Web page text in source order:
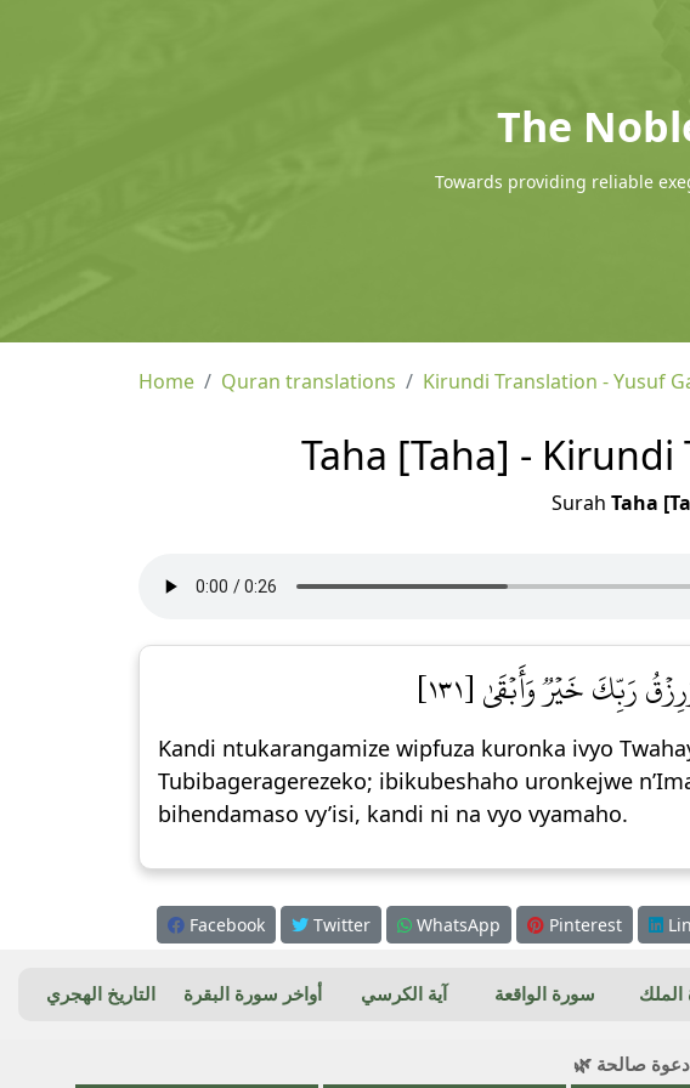
The
Towards providing reliable
Home Quran translations Kirundi Translation - Yusuf
Taha [Taha] - Kirundi
Surah Taha
رَبِّكَ خَيۡرٞ وَأَبۡقَىٰ [١٣١]
Kandi ntukarangamize wipfuza kuronka ivyo
Tubibageragerezeko; ibikubeshaho uronkejwe
bihendamaso vy’isi, kandi ni na vyo vyamaho.
Facebook Twitter WhatsApp Pinterest
سورة الواقعة آية الكرسي أواخر سورة البقرة التاريخ الهجري
دعوة صالحة 🌿